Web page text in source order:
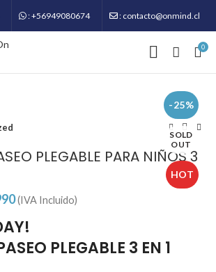
: +56949080674 : contacto@onmind.cl
0
-25%
SOLD
OUT
HOT
PLEGABLE PARA NIÑOS 3
(IVA Incluido)
PLEGABLE 3 EN 1